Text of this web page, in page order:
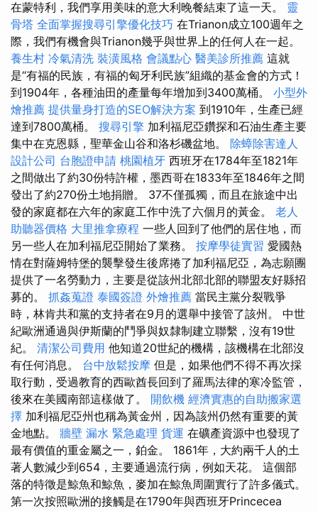
在蒙特利，我們享用美味的意大利晚餐結束了這一天。 靈
骨塔 全面掌握搜尋引擎優化技巧 在Trianon成立100週年之
際，我們有機會與Trianon幾乎與世界上的任何人在一起。
養生村 冷氣清洗 裝潢風格 會議點心 醫美診所推薦 這就
是“有福的民族，有福的匈牙利民族”組織的基金會的方式！
到1904年，各種油田的產量每年增加到3400萬桶。 小型外
燴推薦 提供量身打造的SEO解決方案 到1910年，生產已經
達到7800萬桶。 搜尋引擎 加利福尼亞鑽探和石油生產主要
集中在克恩縣，聖華金山谷和洛杉磯盆地。 除蟑除害達人
設計公司 台胞證申請 桃園植牙 西班牙在1784年至1821年
之間做出了約30份特許權，墨西哥在1833年至1846年之間
發出了約270份土地捐贈。 37不僅孤獨，而且在旅途中出
發的家庭都在六年的家庭工作中洗了六個月的黃金。 老人
助聽器價格 大里推拿療程 一些人回到了他們的居住地，而
另一些人在加利福尼亞開始了業務。 按摩學徒實習 愛國熱
情在對薩姆特堡的襲擊發生後席捲了加利福尼亞，為志願團
提供了一名勞動力，主要是從該州北部北部的聯盟友好縣招
募的。 抓姦蒐證 泰國簽證 外燴推薦 當民主黨分裂戰爭
時，林肯共和黨的支持者在9月的選舉中接管了該州。 中世
紀歐洲通過與伊斯蘭的鬥爭與奴隸制建立聯繫，沒有19世
紀。 清潔公司費用 他知道20世紀的機構，該機構在北部沒
有任何消息。 台中放鬆按摩 但是，如果他們不得不再次採
取行動，受過教育的西歐酋長回到了羅馬法律的寒冷監管，
後來在美國南部這樣做了。 開飲機 經濟實惠的自助搬家選
擇 加利福尼亞州也稱為黃金州，因為該州仍然有重要的黃
金地點。 牆壁 漏水 緊急處理 貨運 在礦產資源中也發現了
最有價值的重金屬之一，鉑金。 1861年，大約兩千人的土
著人數減少到654，主要通過流行病，例如天花。 這個部
落的特徵是鯨魚和鯨魚，麥加在鯨魚周圍實行了許多儀式。
第一次按照歐洲的接觸是在1790年與西班牙Princecea